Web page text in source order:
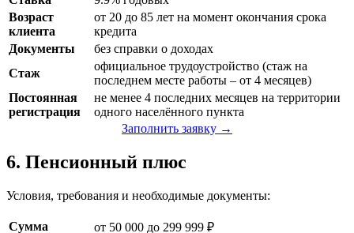
Возраст
клиента
от 20 до 85 лет на момент окончания срока
кредита
Документы
без справки о доходах
Стаж
официальное трудоустройство (стаж на
последнем месте работы – от 4 месяцев)
Постоянная
регистрация
не менее 4 последних месяцев на территории
одного населённого пункта
Заполнить заявку →
6. Пенсионный плюс
Условия, требования и необходимые документы:
Сумма
от 50 000 до 299 999 ₽